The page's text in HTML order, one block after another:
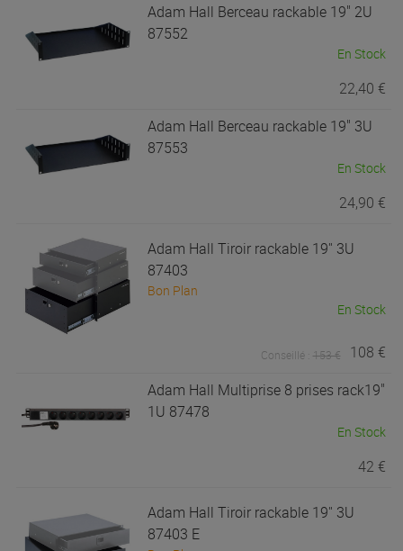
Adam Hall Berceau rackable 19" 2U
87552
En Stock
22,40 €
Adam Hall Berceau rackable 19" 3U
87553
En Stock
24,90 €
Adam HallTiroir rackable 19'' 3U
87403
Bon Plan
En Stock
Conseillé : 153 €
108 €
Adam Hall Multiprise 8 prises rack19"
1U 87478
En Stock
42 €
Adam HallTiroir rackable 19'' 3U
87403 E